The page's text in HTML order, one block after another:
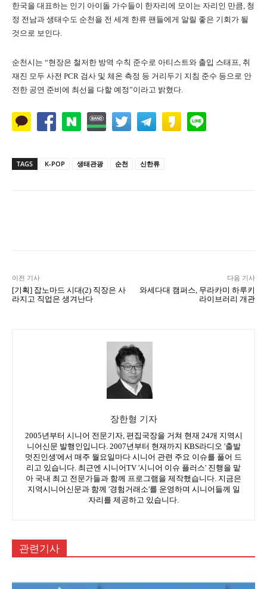
한국을 대표하는 인기 아이돌 가수들이 한자리에 모이는 자리인 만큼, 청
정 전남과 생태수도 순천을 전 세계 한류 팬들에게 알릴 좋은 기회가 될
것으로 보인다.
순천시는 “현장은 철저한 방역 수칙 준수로 아티스트와 출입 스태프, 취
재진 모두 사전 PCR 검사 및 체온 측정 등 거리두기 지침 준수 등으로 안
전한 공연 준비에 최선을 다할 예정”이라고 밝혔다.
TAGS K-POP 생태관광 순천 신한류
이전 기사
[기획] 잡노마드 시대(2) 직장은 사
라지고 직업은 생겨난다
다음 기사
와세다대 캠퍼스, 무라카미 하루키
라이브러리 개관
장한형 기자
2005년부터 시니어 전문기자, 편집국장을 거쳐 현재 24개 지역시
니어신문 발행인입니다. 2007년부터 현재까지 KBS라디오 '출발
멋진인생'에서 매주 월요일마다 시니어 관련 주요 이슈를 풀어 드
리고 있습니다. 최근엔 시니어TV '시니어 이슈 플러스' 진행을 맡
아 국내 최고 전문가들과 함께 프로그램을 제작했습니다. 지금은
지역시니어신문과 함께 '경험거래소'를 운영하며 시니어들께 일
자리를 제공하고 있습니다.
관련기사